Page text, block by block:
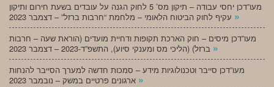
מעו”דכן יחסי עבודה – תיקון מס’ 5 לחוק הגנה על עובדים בשעת חירום ותיקון
»
מעו”דכן מיסים – חוק הארכת תקופות ודחיית מועדים (הוראת שעה – חרבות
»
מעו”דכן סייבר וטכנולוגיות מידע – סמכות חדשה למערך הסייבר להנחות
»